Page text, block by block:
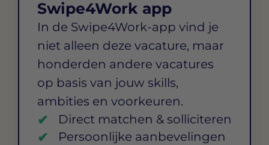
Swipe4Work app
In de Swipe4Work-app vind je
niet alleen deze vacature, maar
honderden andere vacatures
op basis van jouw skills,
ambities en voorkeuren.
Direct matchen & solliciteren
Persoonlijke aanbevelingen